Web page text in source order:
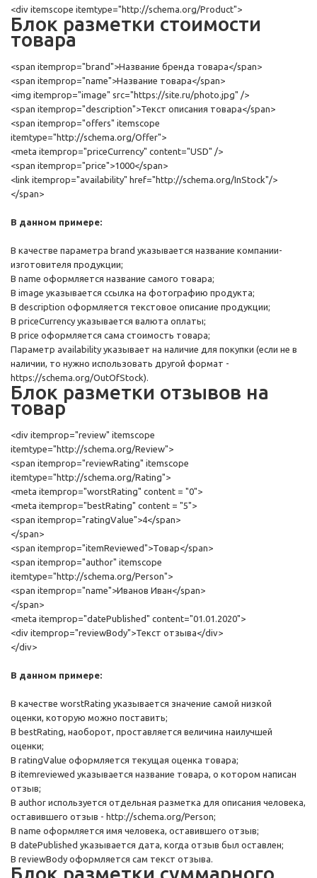
<div itemscope itemtype="http://schema.org/Product">
Блок разметки стоимости
товара
<span itemprop="brand">Название бренда товара</span>
<span itemprop="name">Название товара</span>
<img itemprop="image" src="https://site.ru/photo.jpg" />
<span itemprop="description">Текст описания товара</span>
<span itemprop="offers" itemscope
itemtype="http://schema.org/Offer">
<meta itemprop="priceCurrency" content="USD" />
<span itemprop="price">1000</span>
<link itemprop="availability" href="http://schema.org/InStock"/>
</span>
В данном примере:
В качестве параметра brand указывается название компании-
изготовителя продукции;
В name оформляется название самого товара;
В image указывается ссылка на фотографию продукта;
В description оформляется текстовое описание продукции;
В priceCurrency указывается валюта оплаты;
В price оформляется сама стоимость товара;
Параметр availability указывает на наличие для покупки (если не в
наличии, то нужно использовать другой формат -
https://schema.org/OutOfStock).
Блок разметки отзывов на
товар
<div itemprop="review" itemscope
itemtype="http://schema.org/Review">
<span itemprop="reviewRating" itemscope
itemtype="http://schema.org/Rating">
<meta itemprop="worstRating" content = "0">
<meta itemprop="bestRating" content = "5">
<span itemprop="ratingValue">4</span>
</span>
<span itemprop="itemReviewed">Товар</span>
<span itemprop="author" itemscope
itemtype="http://schema.org/Person">
<span itemprop="name">Иванов Иван</span>
</span>
<meta itemprop="datePublished" content="01.01.2020">
<div itemprop="reviewBody">Текст отзыва</div>
</div>
В данном примере:
В качестве worstRating указывается значение самой низкой
оценки, которую можно поставить;
В bestRating, наоборот, проставляется величина наилучшей
оценки;
В ratingValue оформляется текущая оценка товара;
В itemreviewed указывается название товара, о котором написан
отзыв;
В author используется отдельная разметка для описания человека,
оставившего отзыв - http://schema.org/Person;
В name оформляется имя человека, оставившего отзыв;
В datePublished указывается дата, когда отзыв был оставлен;
В reviewBody оформляется сам текст отзыва.
Блок разметки суммарного